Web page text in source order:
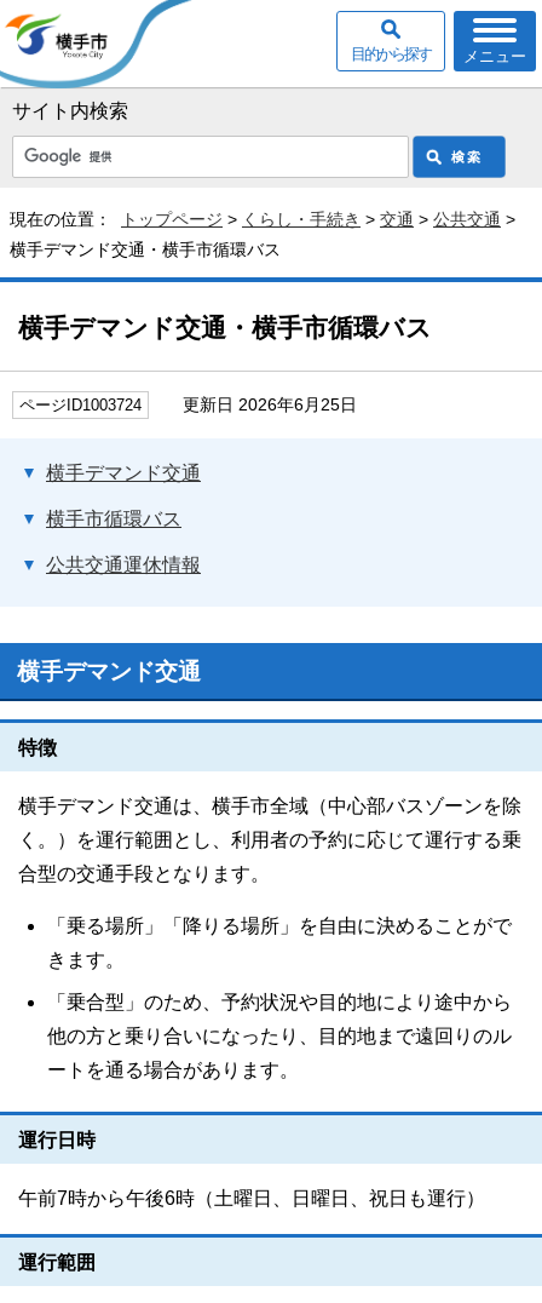
サイト内検索
メニュー
目的から探す
現在の位置： トップページ > くらし・手続き > 交通 > 公共交通 >
横手デマンド交通・横手市循環バス
横手デマンド交通・横手市循環バス
ページID1003724 更新日 2026年6月25日
横手デマンド交通
横手市循環バス
公共交通運休情報
横手デマンド交通
特徴
横手デマンド交通は、横手市全域（中心部バスゾーンを除
く。）を運行範囲とし、利用者の予約に応じて運行する乗
合型の交通手段となります。
「乗る場所」「降りる場所」を自由に決めることがで
きます。
「乗合型」のため、予約状況や目的地により途中から
他の方と乗り合いになったり、目的地まで遠回りのル
ートを通る場合があります。
運行日時
午前7時から午後6時（土曜日、日曜日、祝日も運行）
運行範囲